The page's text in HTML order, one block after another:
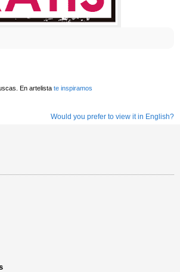
En artelista te inspiramos
Would you prefer to view it in English?